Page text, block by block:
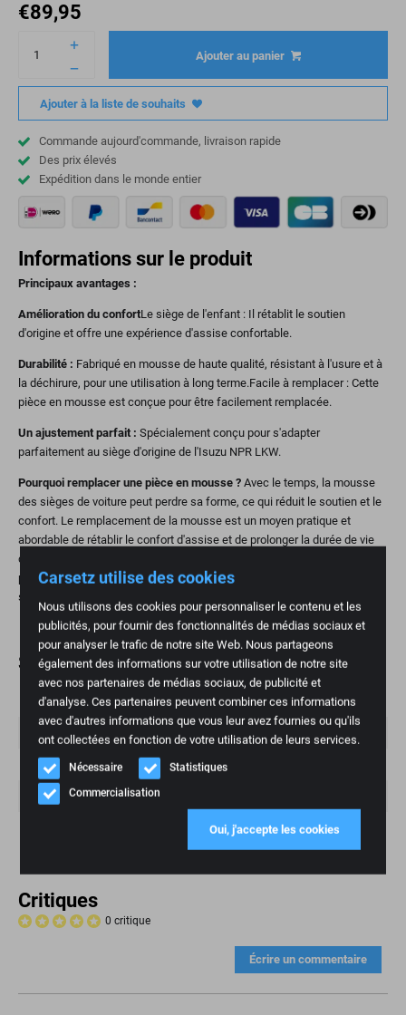
Carsetz utilise des cookies
Nous utilisons des cookies pour personnaliser le contenu et les
publicités, pour fournir des fonctionnalités de médias sociaux et
pour analyser le trafic de notre site Web. Nous partageons
également des informations sur votre utilisation de notre site
avec nos partenaires de médias sociaux, de publicité et
d'analyse. Ces partenaires peuvent combiner ces informations
avec d'autres informations que vous leur avez fournies ou qu'ils
ont collectées en fonction de votre utilisation de leurs services.
Nécessaire
Statistiques
Commercialisation
Oui, j'accepte les cookies
€89,95
Ajouter au panier
Ajouter à la liste de souhaits
Commande aujourd'commande, livraison rapide
Des prix élevés
Expédition dans le monde entier
Informations sur le produit
Principaux avantages :
Amélioration du confortLe siège de l'enfant : Il rétablit le soutien
d'origine et offre une expérience d'assise confortable.
Durabilité : Fabriqué en mousse de haute qualité, résistant à l'usure et à
la déchirure, pour une utilisation à long terme.Facile à remplacer : Cette
pièce en mousse est conçue pour être facilement remplacée.
Un ajustement parfait : Spécialement conçu pour s'adapter
parfaitement au siège d'origine de l'Isuzu NPR LKW.
Pourquoi remplacer une pièce en mousse ? Avec le temps, la mousse
des sièges de voiture peut perdre sa forme, ce qui réduit le soutien et le
confort. Le remplacement de la mousse est un moyen pratique et
abordable de rétablir le confort d'assise et de prolonger la durée de vie
de votre siège. C'est particulièrement important pour les personnes qui
parcourent beaucoup de kilomètres et pour celles qui apprécient les
sièges ergonomiques.
Spécifications
Poids 1 kg
Marque Isuzu
Mannequin NPR LKW
Numéro d'article
Nouveau
Critiques
0 critique
Écrire un commentaire